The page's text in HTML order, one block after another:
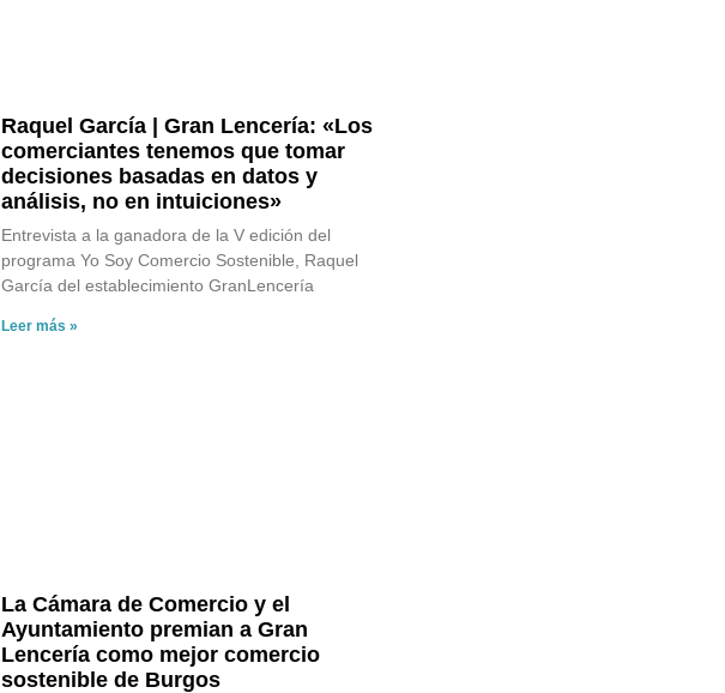
Raquel García | Gran Lencería: «Los
comerciantes tenemos que tomar
decisiones basadas en datos y
análisis, no en intuiciones»
Entrevista a la ganadora de la V edición del
programa Yo Soy Comercio Sostenible, Raquel
García del establecimiento GranLencería
Leer más »
La Cámara de Comercio y el
Ayuntamiento premian a Gran
Lencería como mejor comercio
sostenible de Burgos